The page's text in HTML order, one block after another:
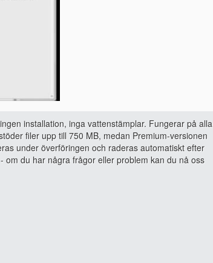
installation, inga vattenstämplar. Fungerar på alla
filer upp till 750 MB, medan Premium-versionen
under överföringen och raderas automatiskt efter
du har några frågor eller problem kan du nå oss